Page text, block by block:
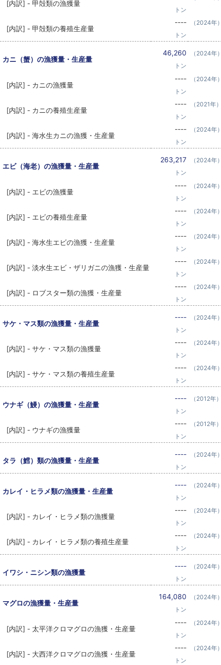
[内訳] - 甲殻類の漁獲量
トン
[内訳] - 甲殻類の養殖生産量
----
トン
（2024年
カニ（蟹）の漁獲量・生産量
46,260
トン
（2024年
[内訳] - カニの漁獲量
----
トン
（2024年
[内訳] - カニの養殖生産量
----
トン
（2021年
[内訳] - 海水生カニの漁獲・生産量
----
トン
（2024年
エビ（海老）の漁獲量・生産量
263,217
トン
（2024年
[内訳] - エビの漁獲量
----
トン
（2024年
[内訳] - エビの養殖生産量
----
トン
（2024年
[内訳] - 海水生エビの漁獲・生産量
----
トン
（2024年
[内訳] - 淡水生エビ・ザリガニの漁獲・生産量
----
トン
（2024年
[内訳] - ロブスター類の漁獲・生産量
----
トン
（2024年
サケ・マス類の漁獲量・生産量
----
トン
（2024年
[内訳] - サケ・マス類の漁獲量
----
トン
（2024年
[内訳] - サケ・マス類の養殖生産量
----
トン
（2024年
ウナギ（鰻）の漁獲量・生産量
----
トン
（2012年
[内訳] - ウナギの漁獲量
----
トン
（2012年
タラ（鱈）類の漁獲量・生産量
----
トン
（2024年
カレイ・ヒラメ類の漁獲量・生産量
----
トン
（2024年
[内訳] - カレイ・ヒラメ類の漁獲量
----
トン
（2024年
[内訳] - カレイ・ヒラメ類の養殖生産量
----
トン
（2024年
イワシ・ニシン類の漁獲量
----
トン
（2024年
マグロの漁獲量・生産量
164,080
トン
（2024年
[内訳] - 太平洋クロマグロの漁獲・生産量
----
トン
（2024年
[内訳] - 大西洋クロマグロの漁獲・生産量
----
トン
（2024年